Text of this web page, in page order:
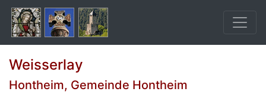
Weisserlay
Hontheim, Gemeinde Hontheim